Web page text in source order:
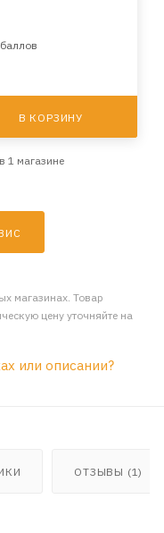
В КОРЗИНУ
1 магазине
магазинах. Товар
цену уточняйте на
или описании?
ОТЗЫВЫ (1)